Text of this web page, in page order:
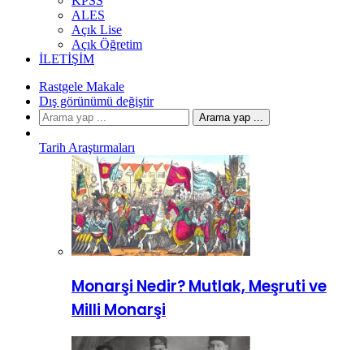
ALES
Açık Lise
Açık Öğretim
İLETIŞIM
Rastgele Makale
Dış görünümü değiştir
Arama yap ...
Tarih Araştırmaları
Monarşi Nedir? Mutlak, Meşruti ve
Milli Monarşi